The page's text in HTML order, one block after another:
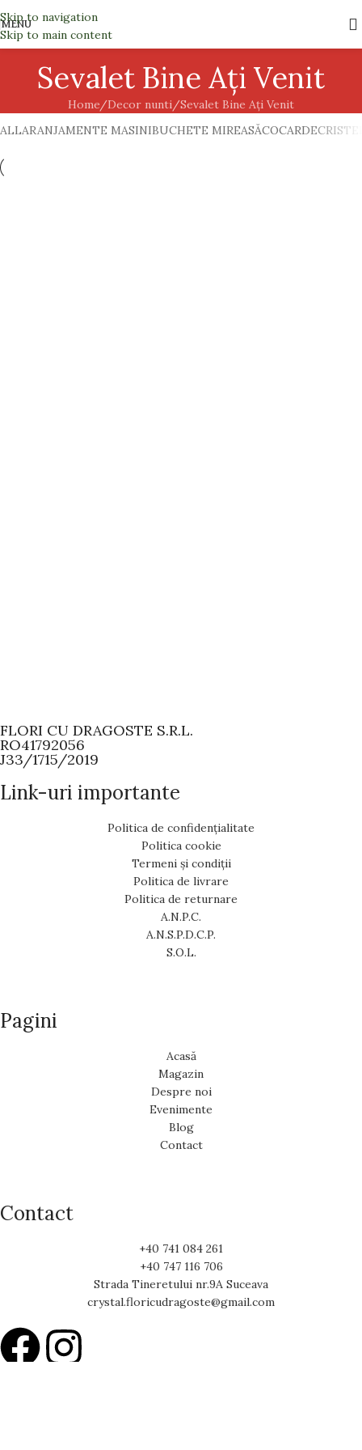
Skip to navigation
Skip to main content
MENU
Sevalet Bine Ați Venit
Home Decor nunti Sevalet Bine Ați Venit
ALLARANJAMENTE MASINIBUCHETE MIREASĂCOCARDE
FLORI CU DRAGOSTE S.R.L.
RO41792056
J33/1715/2019
Link-uri importante
Politica de confidențialitate
Politica cookie
Termeni și condiții
Politica de livrare
Politica de returnare
A.N.P.C.
A.N.S.P.D.C.P.
S.O.L.
Pagini
Acasă
Magazin
Despre noi
Evenimente
Blog
Contact
Contact
+40 741 084 261
+40 747 116 706
Strada Tineretului nr.9A Suceava
crystal.floricudragoste@gmail.com